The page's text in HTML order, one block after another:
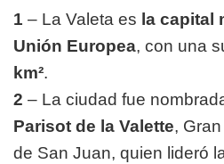
1 – La Valeta es la capital
Unión Europea, con una
km².
2 – La ciudad fue
Parisot de la Valette,
de San Juan, quien lideró